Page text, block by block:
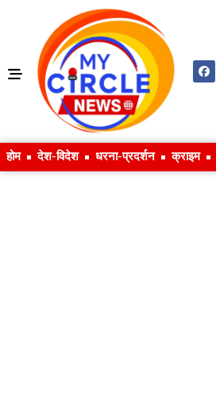
होम देश-विदेश धरना-प्रदर्शन क्राइम